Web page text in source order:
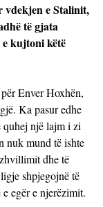
vdekjen e Stalinit,
të gjata
e kujtoni këtë
Enver Hoxhën,
Ka pasur edhe
një lajm i zi
nuk mund të ishte
dhe të
shpjegojnë të
egër e njerëzimit.